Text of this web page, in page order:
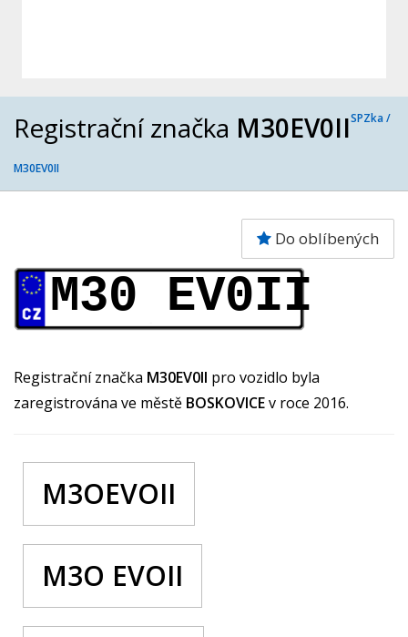
Registrační značka M30EV0IISPZka /
M30EV0II
Do oblíbených
M30 EV0II
Registrační značka M30EV0II pro vozidlo byla
zaregistrována ve městě BOSKOVICEv roce 2016.
M3OEVOII
M3O EVOII